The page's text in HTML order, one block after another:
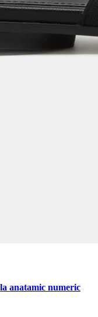
anatamic numeric